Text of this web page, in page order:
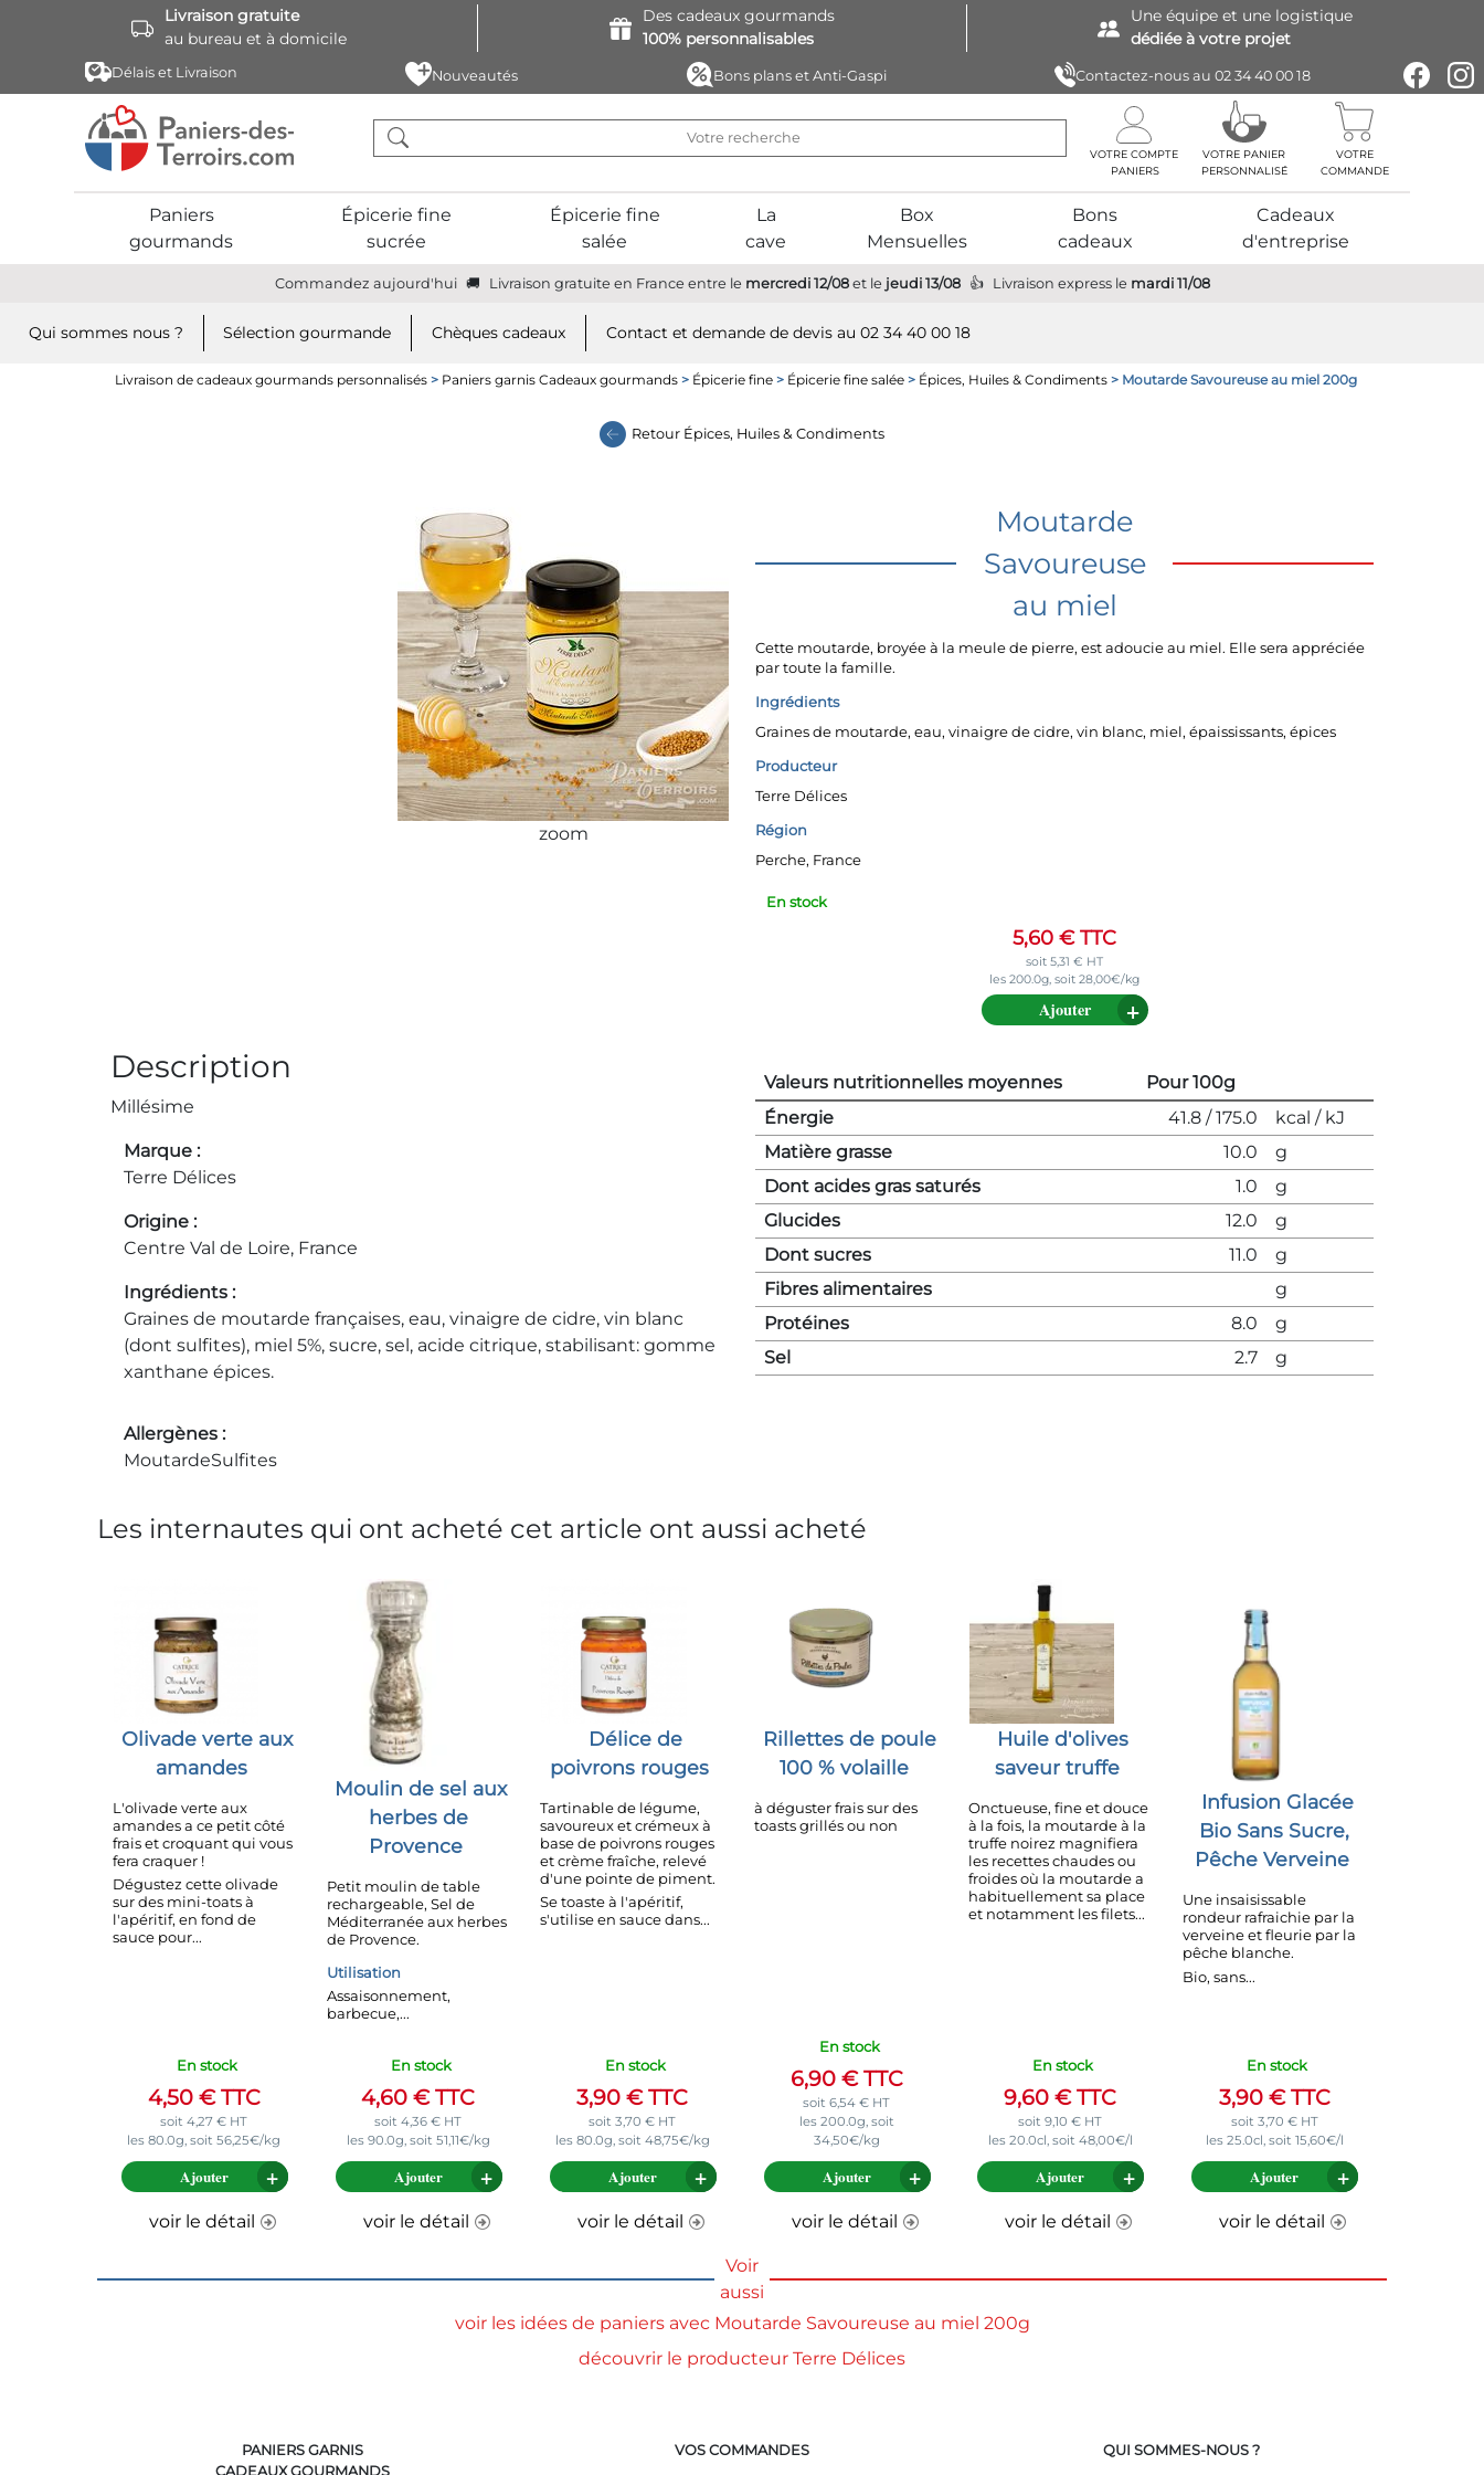
Livraison gratuite
au bureau et à domicile
Des cadeaux gourmands
100% personnalisables
Une équipe et une logistique
dédiée à votre projet
Délais et Livraison Nouveautés Bons plans et Anti-Gaspi Contactez-nous au 02 34 40 00 18
VOTRE COMPTE
VOTRE PANIER
PERSONNALISÉ
VOTRE
COMMANDE
Paniers
gourmands
Épicerie fine
sucrée
Épicerie fine
salée
La
cave
Box
Mensuelles
Bons
cadeaux
Cadeaux
d'entreprise
Commandez aujourd'hui Livraison gratuite en France entre le mercredi 12/08et le jeudi 13/08 Livraison expressle mardi 11/08
Qui sommes nous ? Sélection gourmande Chèques cadeaux Contact et demande de devis au 02 34 40 00 18
Livraison de cadeaux gourmands personnalisés > Paniers garnis Cadeaux gourmands > Épicerie fine > Épicerie fine salée > Épices, Huiles & Condiments > Moutarde Savoureuse au miel 200g
Retour Épices, Huiles & Condiments
zoom
Moutarde
Savoureuse
au miel
Cette moutarde, broyée à la meule de pierre, est adoucie au miel. Elle sera appréciée
par toute la famille.
Ingrédients
Graines de moutarde, eau, vinaigre de cidre, vin blanc, miel, épaississants, épices
Producteur
Terre Délices
Région
Perche, France
En stock
5,60 €TTC
soit 5,31 € HT
les 200.0g, soit 28,00€/kg
Ajouter
Description
Millésime
Marque
Terre Délices
Origine
Centre Val de Loire, France
Ingrédients
Graines de moutarde françaises, eau, vinaigre de cidre, vin blanc
(dont sulfites), miel 5%, sucre, sel, acide citrique, stabilisant: gomme
xanthane épices.
Allergènes
MoutardeSulfites
Valeurs nutritionnelles moyennes
Pour 100g
Énergie
41.8 / 175.0
kcal / kJ
Matière grasse
10.0
g
Dont acides gras saturés
1.0
g
Glucides
12.0
g
Dont sucres
11.0
g
Fibres alimentaires
g
Protéines
8.0
g
Sel
2.7 g
Les internautes qui ont acheté cet article ont aussi acheté
Olivade verte aux
amandes
L'olivade verte aux
amandes a ce petit côté
frais et croquant qui vous
fera craquer !
Dégustez cette olivade
sur des mini-toats à
l'apéritif, en fond de
sauce pour...
En stock
4,50 €TTC
soit4,27 € HT
les 80.0g, soit 56,25€/kg
Ajouter
voir le détail
Moulin de sel aux
herbes de
Provence
Petit moulin de table
rechargeable, Sel de
Méditerranée aux herbes
de Provence.
Utilisation
Assaisonnement,
barbecue,...
En stock
4,60 €TTC
soit4,36 € HT
les 90.0g, soit 51,11€/kg
Ajouter
voir le détail
Délice de
poivrons rouges
Tartinable de légume,
savoureux et crémeux à
base de poivrons rouges
et crème fraîche, relevé
d'une pointe de piment.
Se toaste à l'apéritif,
s'utilise en sauce dans...
En stock
3,90 €TTC
soit3,70 € HT
les 80.0g, soit 48,75€/kg
Ajouter
voir le détail
Rillettes de poule
100 % volaille
à déguster frais sur des
toasts grillés ou non
En stock
6,90 €TTC
soit6,54 € HT
les 200.0g, soit
34,50€/kg
Ajouter
voir le détail
Huile d'olives
saveur truffe
Onctueuse, fine et douce
à la fois, la moutarde à la
truffe noirez magnifiera
les recettes chaudes ou
froides où la moutarde a
habituellement sa place
et notamment les filets...
En stock
9,60 €TTC
soit9,10 € HT
les 20.0cl, soit 48,00€/l
Ajouter
voir le détail
Infusion Glacée
Bio Sans Sucre,
Pêche Verveine
Une insaisissable
rondeur rafraichie par la
verveine et fleurie par la
pêche blanche.
Bio, sans...
En stock
3,90 €TTC
soit 3,70 €HT
les 25.0cl, soit 15,60€/l
Ajouter
voir le détail
Voir
aussi
voir les idées de paniers avec Moutarde Savoureuse au miel 200g
découvrir le producteur Terre Délices
PANIERS GARNIS
CADEAUX GOURMANDS
VOS COMMANDES QUI SOMMES-NOUS ?